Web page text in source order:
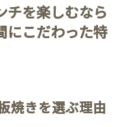
チを楽しむなら
にこだわった特
焼きを選ぶ理由